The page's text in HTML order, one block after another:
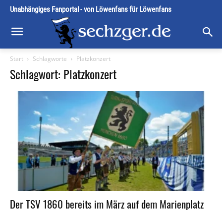
Unabhängiges Fanportal - von Löwenfans für Löwenfans
Start Schlagworte Platzkonzert
Schlagwort: Platzkonzert
Der TSV 1860 bereits im März auf dem Marienplatz